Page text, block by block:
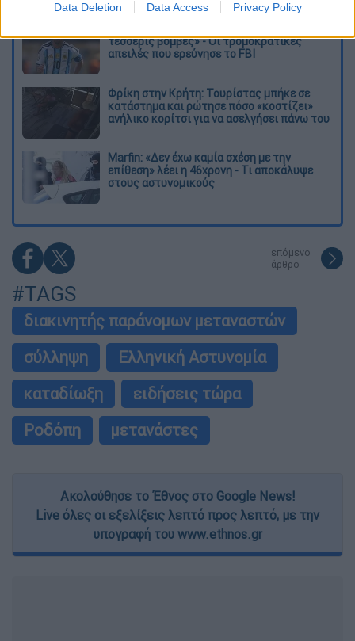
Data Deletion Data Access Privacy Policy
τέσσερις βόμβες» - Οι τρομοκρατικές
απειλές που ερεύνησε το FBI
Φρίκη στην Κρήτη: Τουρίστας μπήκε σε
κατάστημα και ρώτησε πόσο «κοστίζει»
ανήλικο κορίτσι για να ασελγήσει πάνω του
Marfin: «Δεν έχω καμία σχέση με την
επίθεση» λέει η 46χρονη - Τι αποκάλυψε
στους αστυνομικούς
επόμενο
άρθρο
#TAGS
διακινητής παράνομων μεταναστών
σύλληψη
Ελληνική Αστυνομία
καταδίωξη
ειδήσεις τώρα
Ροδόπη
μετανάστες
Ακολούθησε το Έθνος στο Google News!
Live όλες οι εξελίξεις λεπτό προς λεπτό, με την
υπογραφή του www.ethnos.gr